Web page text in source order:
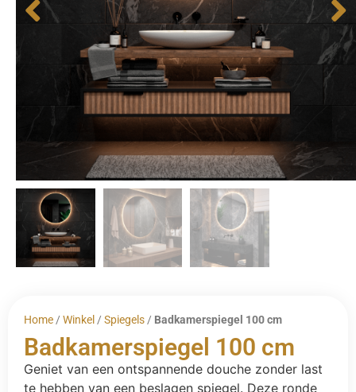
Home / Winkel / Spiegels / Badkamerspiegel 100 cm
Badkamerspiegel 100 cm
Geniet van een ontspannende douche zonder last
te hebben van een beslagen spiegel. Deze ronde